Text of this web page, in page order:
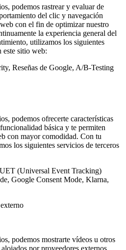
podemos rastrear y evaluar de
del clic y navegación
con el fin de optimizar nuestro
la experiencia general del
utilizamos los siguientes
este sitio web:
Reseñas de Google, A/B-Testing
podemos ofrecerte características
básica y te permiten
con mayor comodidad. Con tu
los siguientes servicios de terceros
(Universal Event Tracking)
Google Consent Mode, Klarna,
podemos mostrarte vídeos u otros